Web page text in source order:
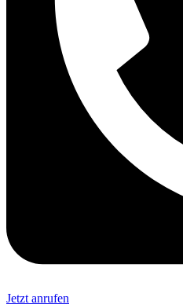
Jetzt anrufen